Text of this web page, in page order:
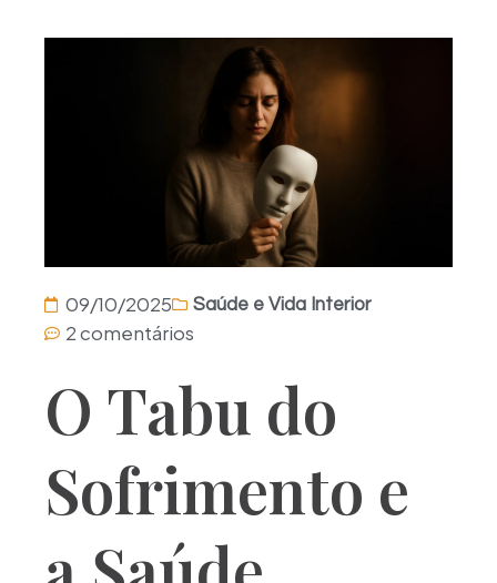
09/10/2025 Saúde e Vida Interior
2 comentários
O Tabu do
Sofrimento e